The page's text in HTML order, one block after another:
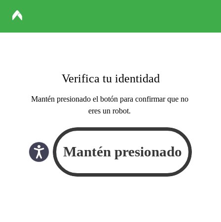
Verifica tu identidad
Mantén presionado el botón para confirmar que no
eres un robot.